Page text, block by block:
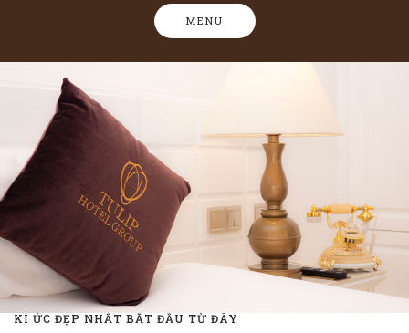
MENU
KÍ ỨC ĐẸP NHẤT BẮT ĐẦU TỪ ĐÂY